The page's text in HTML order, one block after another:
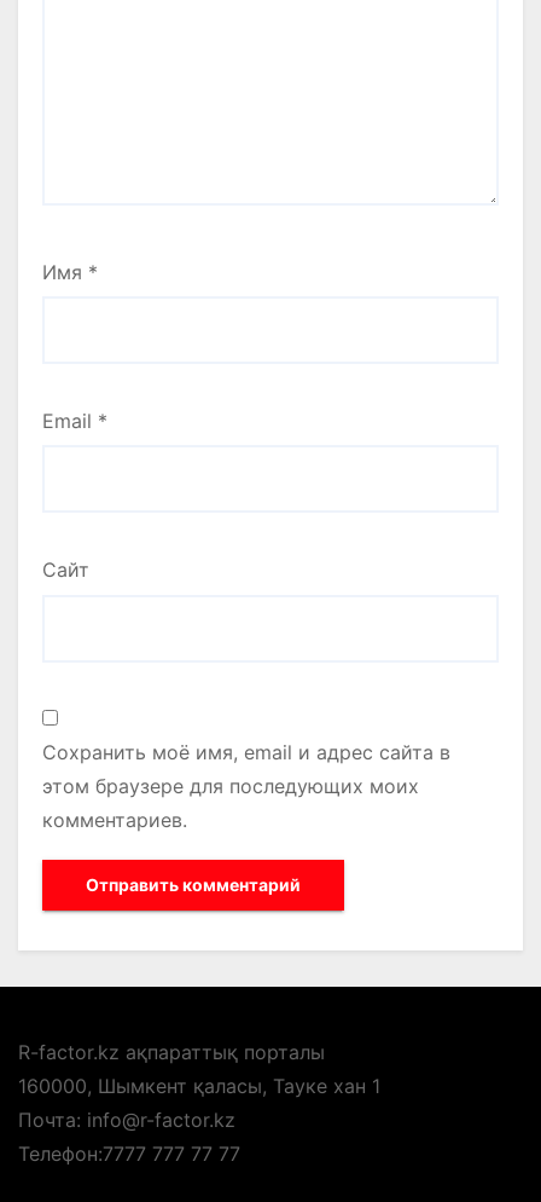
Имя *
Email *
Сайт
Сохранить моё имя, email и адрес сайта в
этом браузере для последующих моих
комментариев.
R-factor.kz ақпараттық порталы
160000, Шымкент қаласы, Тауке хан 1
Почта: info@r-factor.kz
Телефон:7777 777 77 77